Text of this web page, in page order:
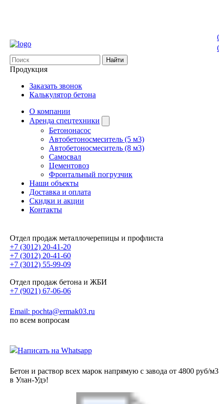
Найти
Продукция
Заказать звонок
Калькулятор бетона
О компании
Аренда спецтехники
Бетононасос
Автобетоносмеситель (5 м3)
Автобетоносмеситель (8 м3)
Самосвал
Цементовоз
Фронтальный погрузчик
Наши объекты
Доставка и оплата
Скидки и акции
Контакты
Отдел продаж металлочерепицы и профлиста
+7 (3012) 20-41-20
+7 (3012) 20-41-60
+7 (3012) 55-99-09
Отдел продаж бетона и ЖБИ
+7 (9021) 67-06-06
Email: pochta@ermak03.ru
по всем вопросам
Написать на Whatsapp
Бетон и раствор всех марок напрямую с завода от 4800 руб/м3
в Улан-Удэ!